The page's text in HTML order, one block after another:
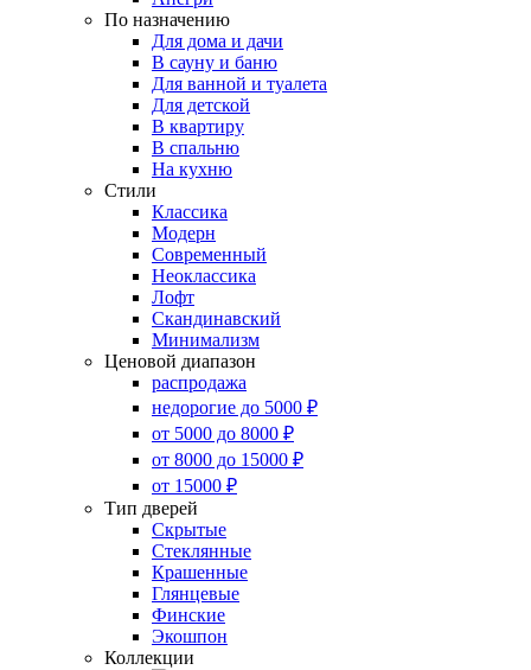
По назначению
Для дома и дачи
В сауну и баню
Для ванной и туалета
Для детской
В квартиру
В спальню
На кухню
Стили
Классика
Модерн
Современный
Неоклассика
Лофт
Скандинавский
Минимализм
Ценовой диапазон
распродажа
недорогие до 5000 ₽
от 5000 до 8000 ₽
от 8000 до 15000 ₽
от 15000 ₽
Тип дверей
Скрытые
Стеклянные
Крашенные
Глянцевые
Финские
Экошпон
Коллекции